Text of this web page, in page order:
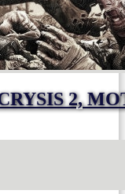
2,